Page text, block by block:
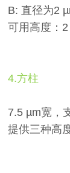
B: 直径为2
可用高度：
4.方柱
7.5 µm宽，
提供三种高